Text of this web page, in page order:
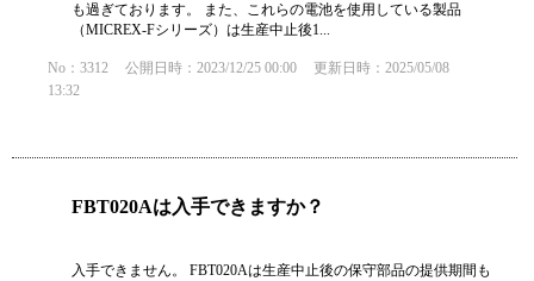
も過ぎております。 また、これらの電池を使用している製品
（MICREX-Fシリーズ）は生産中止後1...
No：3312 公開日時：2023/12/25 00:00
更新日時：2025/05/08
13:32
FBT020Aは入手できますか？
入手できません。 FBT020Aは生産中止後の保守部品の提供期間も